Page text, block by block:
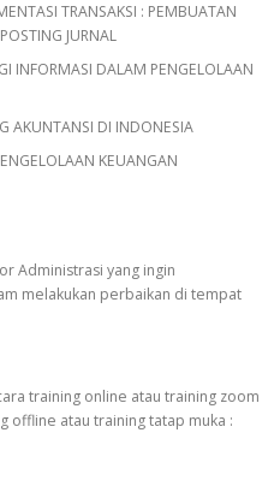
TRANSAKSI : PEMBUATAN
JURNAL
INFORMASI DALAM PENGELOLAAN
AKUNTANSI DI INDONESIA
KEUANGAN
Administrasi yang ingin
melakukan perbaikan di tempat
training online atau training zoom
offline atau training tatap muka :